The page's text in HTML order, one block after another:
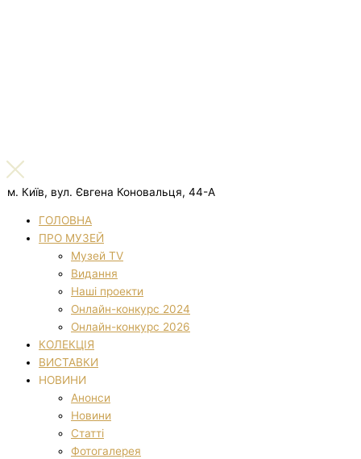
м. Київ, вул. Євгена Коновальця, 44-А
ГОЛОВНА
ПРО МУЗЕЙ
Музей TV
Видання
Наші проекти
Онлайн-конкурс 2024
Онлайн-конкурс 2026
КОЛЕКЦІЯ
ВИСТАВКИ
НОВИНИ
Анонси
Новини
Статті
Фотогалерея